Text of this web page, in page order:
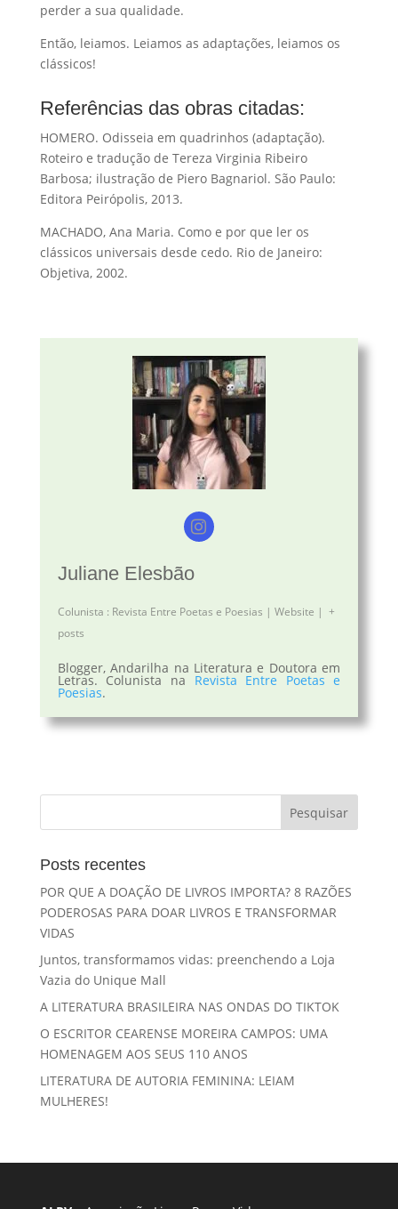
perder a sua qualidade.
Então, leiamos. Leiamos as adaptações, leiamos os
clássicos!
Referências das obras citadas:
HOMERO. Odisseia em quadrinhos (adaptação).
Roteiro e tradução de Tereza Virginia Ribeiro
Barbosa; ilustração de Piero Bagnariol. São Paulo:
Editora Peirópolis, 2013.
MACHADO, Ana Maria. Como e por que ler os
clássicos universais desde cedo. Rio de Janeiro:
Objetiva, 2002.
Juliane Elesbão
Colunista : Revista Entre Poetas e Poesias | Website | +
posts
Blogger, Andarilha na Literatura e Doutora em
Letras. Colunista na Revista Entre Poetas e
Poesias.
Posts recentes
POR QUE A DOAÇÃO DE LIVROS IMPORTA? 8 RAZÕES
PODEROSAS PARA DOAR LIVROS E TRANSFORMAR
VIDAS
Juntos, transformamos vidas: preenchendo a Loja
Vazia do Unique Mall
A LITERATURA BRASILEIRA NAS ONDAS DO TIKTOK
O ESCRITOR CEARENSE MOREIRA CAMPOS: UMA
HOMENAGEM AOS SEUS 110 ANOS
LITERATURA DE AUTORIA FEMININA: LEIAM
MULHERES!